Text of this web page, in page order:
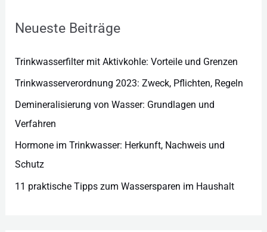
Neueste Beiträge
Trinkwasserfilter mit Aktivkohle: Vorteile und Grenzen
Trinkwasserverordnung 2023: Zweck, Pflichten, Regeln
Demineralisierung von Wasser: Grundlagen und
Verfahren
Hormone im Trinkwasser: Herkunft, Nachweis und
Schutz
11 praktische Tipps zum Wassersparen im Haushalt
r
e
n